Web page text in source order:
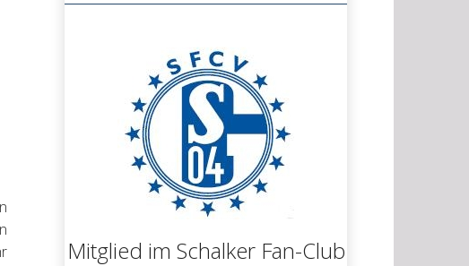
Mitglied im Schalker Fan-Club